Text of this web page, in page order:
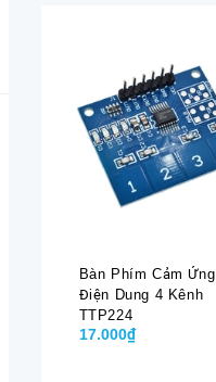
Bàn Phím Cảm Ứng
Điện Dung 4 Kênh
TTP224
17.000₫